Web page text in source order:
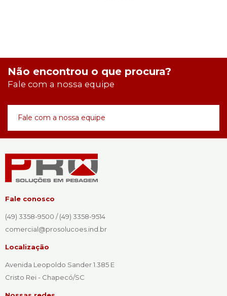
Não encontrou o que procura?
Fale com a nossa equipe
Fale com a nossa equipe
Fale conosco
(49) 3358-9500 / (49) 3358-9514
comercial@prosolucoes.ind.br
Localização
Avenida Leopoldo Sander 1.385 E
Cristo Rei - Chapecó/SC